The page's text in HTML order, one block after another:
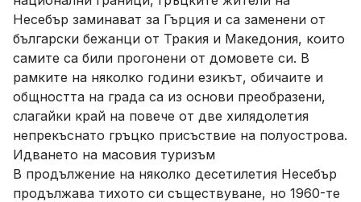
Несебър заминават за Гърция и са заменени от
български бежанци от Тракия и Македония, които
самите са били прогонени от домовете си. В
рамките на няколко години езикът, обичаите и
общността на града са из основи преобразени,
слагайки край на повече от две хилядолетия
непрекъснато гръцко присъствие на полуострова.
Идването на масовия туризъм
В продължение на няколко десетилетия Несебър
продължава тихото си съществуване, но 1960-те